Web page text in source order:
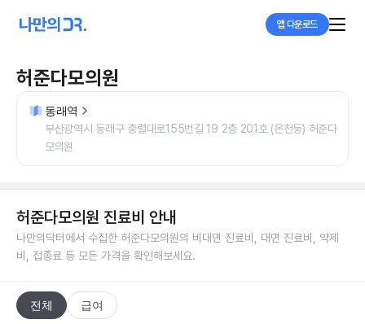
앱 다운로드
허준다모의원
동래역
부산광역시 동래구 충렬대로155번길 19 2층 201호 (온천동) 허준다
모의원
허준다모의원 진료비 안내
나만의닥터에서 수집한 허준다모의원의 비대면 진료비, 대면 진료비, 약제
비, 접종료 등 모든 가격을 확인해보세요.
전체 급여